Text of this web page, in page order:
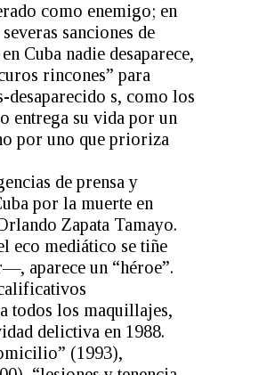
como enemigo; en
sanciones de
Cuba nadie desaparece,
rincones” para
desaparecido s, como los
entrega su vida por un
por uno que prioriza
de prensa y
por la muerte en
Zapata Tamayo.
eco mediático se tiñe
aparece un “héroe”.
todos los maquillajes,
delictiva en 1988.
(1993),